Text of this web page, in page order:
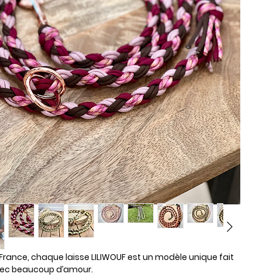
chaque laisse LILIWOUF est un modèle unique fait
beaucoup d’amour.